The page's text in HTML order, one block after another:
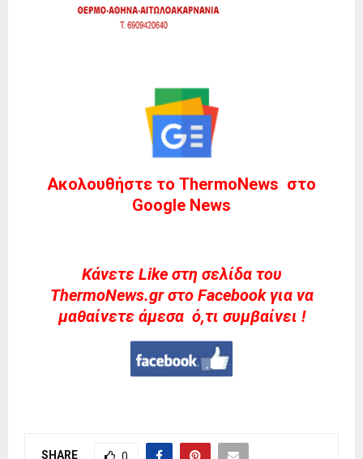
Ακολουθήστε το ThermoNews στο
Google News
Kάνετε Like στη σελίδα του
ThermoNews.gr στο Facebook για να
μαθαίνετε άμεσα ό,τι συμβαίνει !
SHARE